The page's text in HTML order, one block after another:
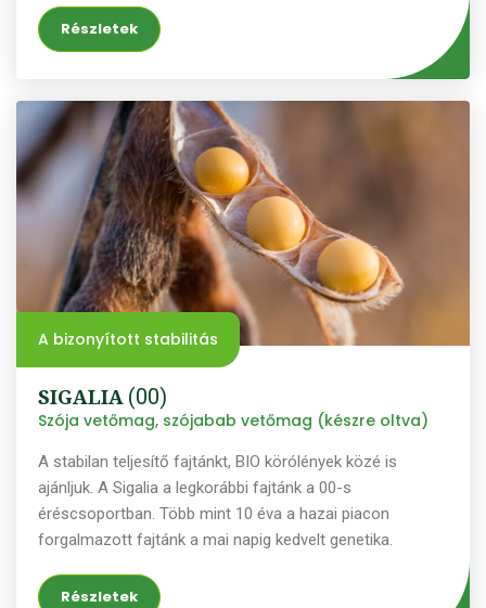
Részletek
A bizonyított stabilitás
SIGALIA (00)
Szója vetőmag, szójabab vetőmag (készre oltva)
A stabilan teljesítő fajtánkt, BIO körólények közé is
ajánljuk. A Sigalia a legkorábbi fajtánk a 00-s
éréscsoportban. Több mint 10 éva a hazai piacon
forgalmazott fajtánk a mai napig kedvelt genetika.
Részletek